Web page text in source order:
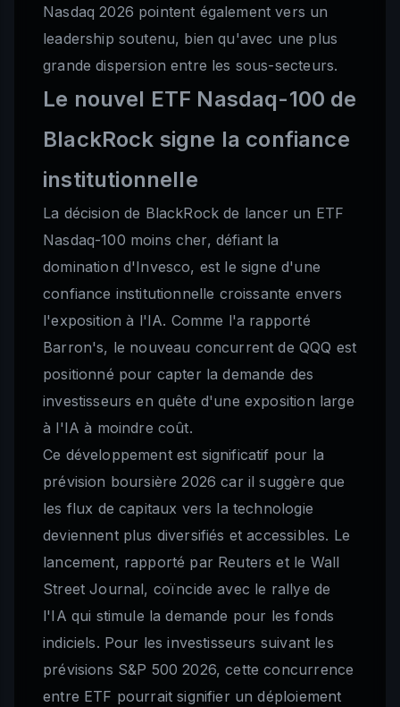
Nasdaq 2026 pointent également vers un
leadership soutenu, bien qu'avec une plus
grande dispersion entre les sous-secteurs.
Le nouvel ETF Nasdaq-100 de
BlackRock signe la confiance
institutionnelle
La décision de BlackRock de lancer un ETF
Nasdaq-100 moins cher, défiant la
domination d'Invesco, est le signe d'une
confiance institutionnelle croissante envers
l'exposition à l'IA. Comme l'a rapporté
Barron's, le nouveau concurrent de QQQ est
positionné pour capter la demande des
investisseurs en quête d'une exposition large
à l'IA à moindre coût.
Ce développement est significatif pour la
prévision boursière 2026 car il suggère que
les flux de capitaux vers la technologie
deviennent plus diversifiés et accessibles. Le
lancement, rapporté par Reuters et le Wall
Street Journal, coïncide avec le rallye de
l'IA qui stimule la demande pour les fonds
indiciels. Pour les investisseurs suivant les
prévisions S&P 500 2026, cette concurrence
entre ETF pourrait signifier un déploiement